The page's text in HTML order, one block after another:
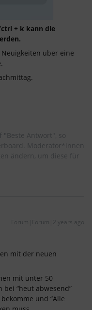
+ k kann die
über eine
"Beste Antwort", so
Moderator*innen
ändern, um diese für
Forum|Forum|2 years ago
mit der neuen
mit unter 50
“heut abwesend”
und “Alle